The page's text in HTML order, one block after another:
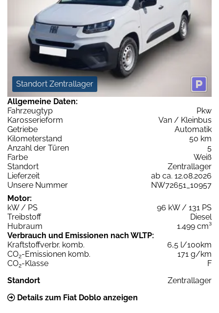
Standort Zentrallager
Allgemeine Daten:
Fahrzeugtyp
Pkw
Karosserieform
Van / Kleinbus
Getriebe
Automatik
Kilometerstand
50 km
Anzahl der Türen
5
Farbe
Weiß
Standort
Zentrallager
Lieferzeit
ab ca. 12.08.2026
Unsere Nummer
NW72651_10957
Motor:
kW / PS
96 kW / 131 PS
Treibstoff
Diesel
Hubraum
1.499 cm³
Verbrauch und Emissionen nach WLTP:
Kraftstoffverbr. komb.
6,5 l/100km
CO2-Emissionen komb.
171 g/km
CO2-Klasse
F
Standort
Zentrallager
Details zum Fiat Doblo anzeigen